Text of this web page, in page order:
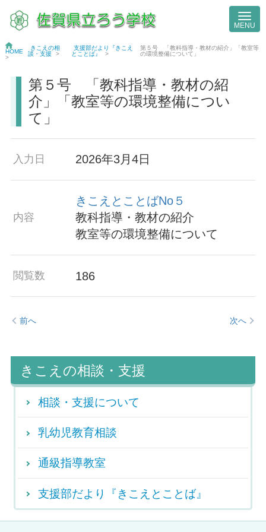
HOME
>
きこえの相
談・支援
>
支援部だより『きこえ
とことば』
>
第５号 「教科指導・教材の紹介」「教室等
の環境整備について」
第５号 「教科指導・教材の紹
介」「教室等の環境整備につい
て」
入力日 2026年3月4日
内容
きこえとことばNo５
教科指導・教材の紹介
教室等の環境整備について
閲覧数 186
前へ 次へ
きこえの相談・支援
相談・支援について
乳幼児教育相談
通級指導教室
支援部だより『きこえとことば』